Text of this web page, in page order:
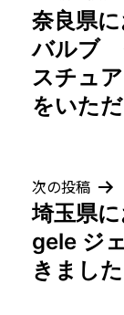
稿
ナ
ビ
ー
シ
ョ
奈良県
バルブ
スチュ
をいた
次の投稿
埼玉県
gele ジ
きました